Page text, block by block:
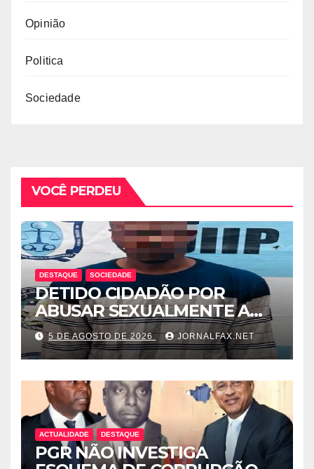
Opinião
Politica
Sociedade
VOCÊ PERDEU
DESTAQUE SOCIEDADE
DETIDO CIDADÃO POR
ABUSAR SEXUALMENTE A
CUNHADA MENOR DE IDADE
5 DE AGOSTO DE 2026 JORNALFAX.NET
ACTUALIDADE DESTAQUE
PGR NÃO INVESTIGA